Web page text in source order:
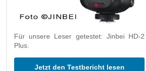
Für unsere Leser getestet: Jinbei HD-2
Plus.
Jetzt den Testbericht lesen